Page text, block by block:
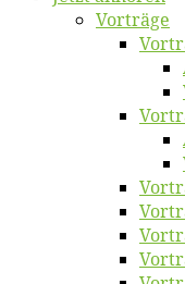
Vor­trä­ge